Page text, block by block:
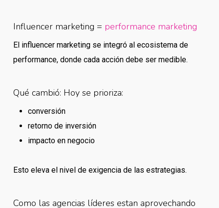
Influencer marketing = performance marketing
El influencer marketing se integró al ecosistema de
performance, donde cada acción debe ser medible.
Qué cambió: Hoy se prioriza:
conversión
retorno de inversión
impacto en negocio
Esto eleva el nivel de exigencia de las estrategias.
Como las agencias líderes estan aprovechando